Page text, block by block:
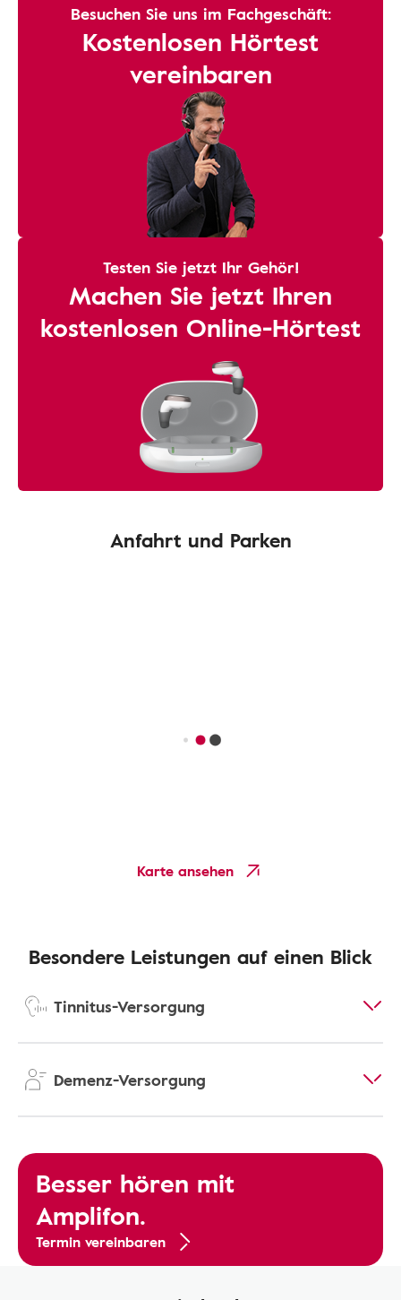
Besuchen Sie uns im Fachgeschäft:
Kostenlosen Hörtest
vereinbaren
Testen Sie jetzt Ihr Gehör!
Machen Sie jetzt Ihren
kostenlosen Online-Hörtest
Anfahrt und Parken
Karte ansehen
Besondere Leistungen auf einen Blick
Tinnitus-Versorgung
Demenz-Versorgung
Besser hören mit
Amplifon.
Termin vereinbaren